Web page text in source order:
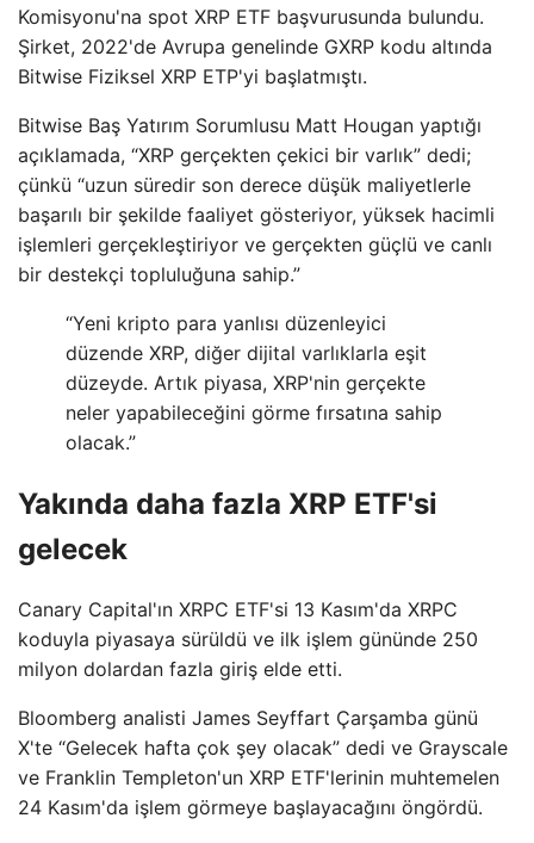
Komisyonu'na spot XRP ETF başvurusunda bulundu.
Şirket, 2022'de Avrupa genelinde GXRP kodu altında
Bitwise Fiziksel XRP ETP'yi başlatmıştı.
Bitwise Baş Yatırım Sorumlusu Matt Hougan yaptığı
açıklamada, “XRP gerçekten çekici bir varlık” dedi;
çünkü “uzun süredir son derece düşük maliyetlerle
başarılı bir şekilde faaliyet gösteriyor, yüksek hacimli
işlemleri gerçekleştiriyor ve gerçekten güçlü ve canlı
bir destekçi topluluğuna sahip.”
“Yeni kripto para yanlısı düzenleyici
düzende XRP, diğer dijital varlıklarla eşit
düzeyde. Artık piyasa, XRP'nin gerçekte
neler yapabileceğini görme fırsatına sahip
olacak.”
Yakında daha fazla XRP ETF'si
gelecek
Canary Capital'ın XRPC ETF'si 13 Kasım'da XRPC
koduyla piyasaya sürüldü ve ilk işlem gününde 250
milyon dolardan fazla giriş elde etti.
Bloomberg analisti James Seyffart Çarşamba günü
X'te “Gelecek hafta çok şey olacak” dedi ve Grayscale
ve Franklin Templeton'un XRP ETF'lerinin muhtemelen
24 Kasım'da işlem görmeye başlayacağını öngördü.